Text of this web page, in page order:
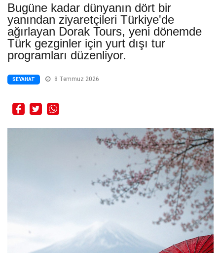
Bugüne kadar dünyanın dört bir
yanından ziyaretçileri Türkiye'de
ağırlayan Dorak Tours, yeni dönemde
Türk gezginler için yurt dışı tur
programları düzenliyor.
SEYAHAT 8 Temmuz 2026